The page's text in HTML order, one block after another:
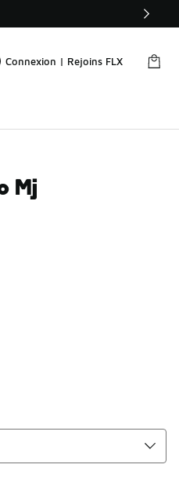
Connexion | Rejoins FLX
Mj